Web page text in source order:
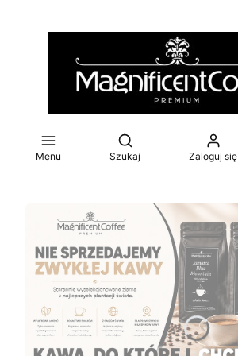
Menu
Otwórz wyszukiwarkę
Szukaj Zaloguj się